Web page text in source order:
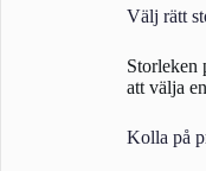
Välj rätt
Storleken
att välja
Kolla på